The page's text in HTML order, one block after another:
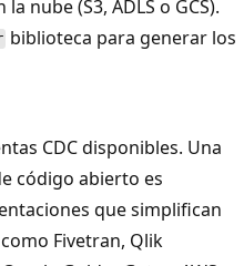
nube (S3, ADLS o GCS).
biblioteca para generar los
CDC disponibles. Una
código abierto es
que simplifican
Fivetran, Qlik